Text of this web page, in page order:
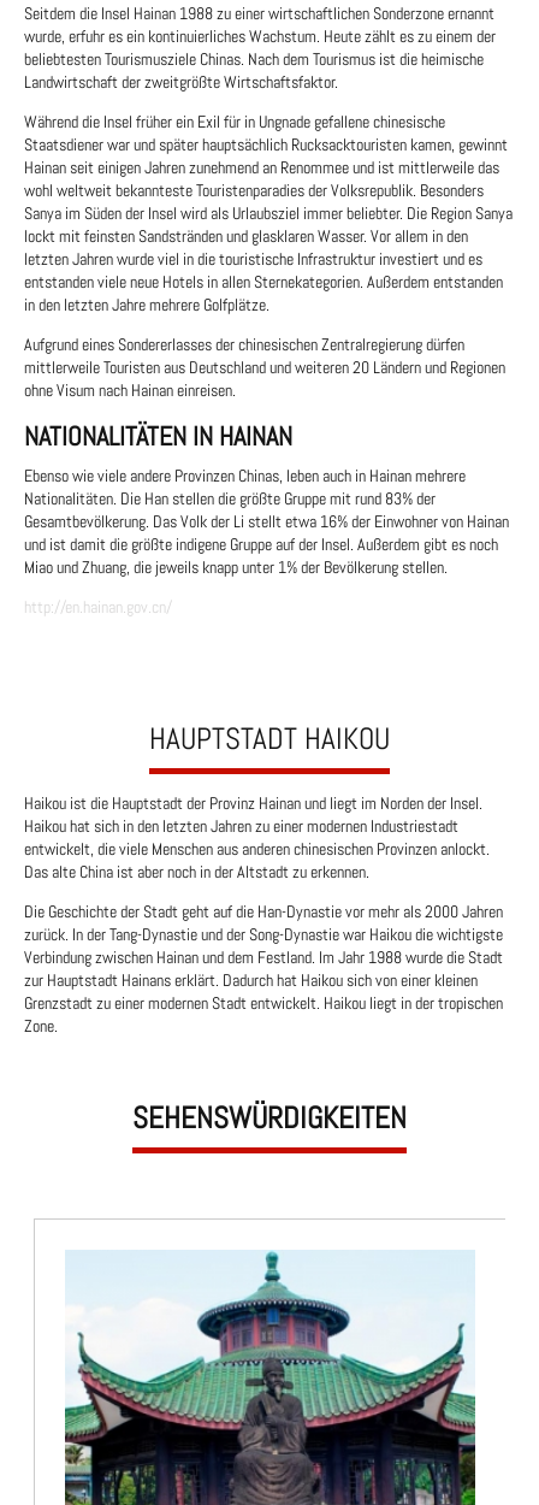
Seitdem die Insel Hainan 1988 zu einer wirtschaftlichen Sonderzone ernannt
wurde, erfuhr es ein kontinuierliches Wachstum. Heute zählt es zu einem der
beliebtesten Tourismusziele Chinas. Nach dem Tourismus ist die heimische
Landwirtschaft der zweitgrößte Wirtschaftsfaktor.
Während die Insel früher ein Exil für in Ungnade gefallene chinesische
Staatsdiener war und später hauptsächlich Rucksacktouristen kamen, gewinnt
Hainan seit einigen Jahren zunehmend an Renommee und ist mittlerweile das
wohl weltweit bekannteste Touristenparadies der Volksrepublik. Besonders
Sanya im Süden der Insel wird als Urlaubsziel immer beliebter. Die Region Sanya
lockt mit feinsten Sandstränden und glasklaren Wasser. Vor allem in den
letzten Jahren wurde viel in die touristische Infrastruktur investiert und es
entstanden viele neue Hotels in allen Sternekategorien. Außerdem entstanden
in den letzten Jahre mehrere Golfplätze.
Aufgrund eines Sondererlasses der chinesischen Zentralregierung dürfen
mittlerweile Touristen aus Deutschland und weiteren 20 Ländern und Regionen
ohne Visum nach Hainan einreisen.
NATIONALITÄTEN IN HAINAN
Ebenso wie viele andere Provinzen Chinas, leben auch in Hainan mehrere
Nationalitäten. Die Han stellen die größte Gruppe mit rund 83% der
Gesamtbevölkerung. Das Volk der Li stellt etwa 16% der Einwohner von Hainan
und ist damit die größte indigene Gruppe auf der Insel. Außerdem gibt es noch
Miao und Zhuang, die jeweils knapp unter 1% der Bevölkerung stellen.
http://en.hainan.gov.cn/
HAUPTSTADT HAIKOU
Haikou ist die Hauptstadt der Provinz Hainan und liegt im Norden der Insel.
Haikou hat sich in den letzten Jahren zu einer modernen Industriestadt
entwickelt, die viele Menschen aus anderen chinesischen Provinzen anlockt.
Das alte China ist aber noch in der Altstadt zu erkennen.
Die Geschichte der Stadt geht auf die Han-Dynastie vor mehr als 2000 Jahren
zurück. In der Tang-Dynastie und der Song-Dynastie war Haikou die wichtigste
Verbindung zwischen Hainan und dem Festland. Im Jahr 1988 wurde die Stadt
zur Hauptstadt Hainans erklärt. Dadurch hat Haikou sich von einer kleinen
Grenzstadt zu einer modernen Stadt entwickelt. Haikou liegt in der tropischen
Zone.
SEHENSWÜRDIGKEITEN